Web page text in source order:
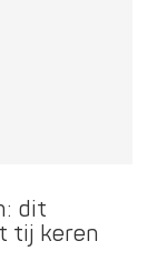
dit
tij keren